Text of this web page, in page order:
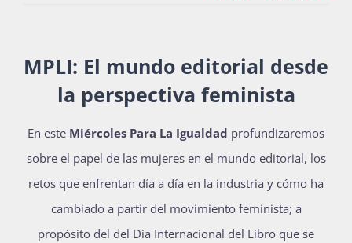
La Boletina
Blog
Recursos
MPLI: El mundo editorial desde
la perspectiva feminista
En este Miércoles Para La Igualdad profundizaremos
sobre el papel de las mujeres en el mundo editorial, los
retos que enfrentan día a día en la industria y cómo ha
cambiado a partir del movimiento feminista; a
propósito del del Día Internacional del Libro que se